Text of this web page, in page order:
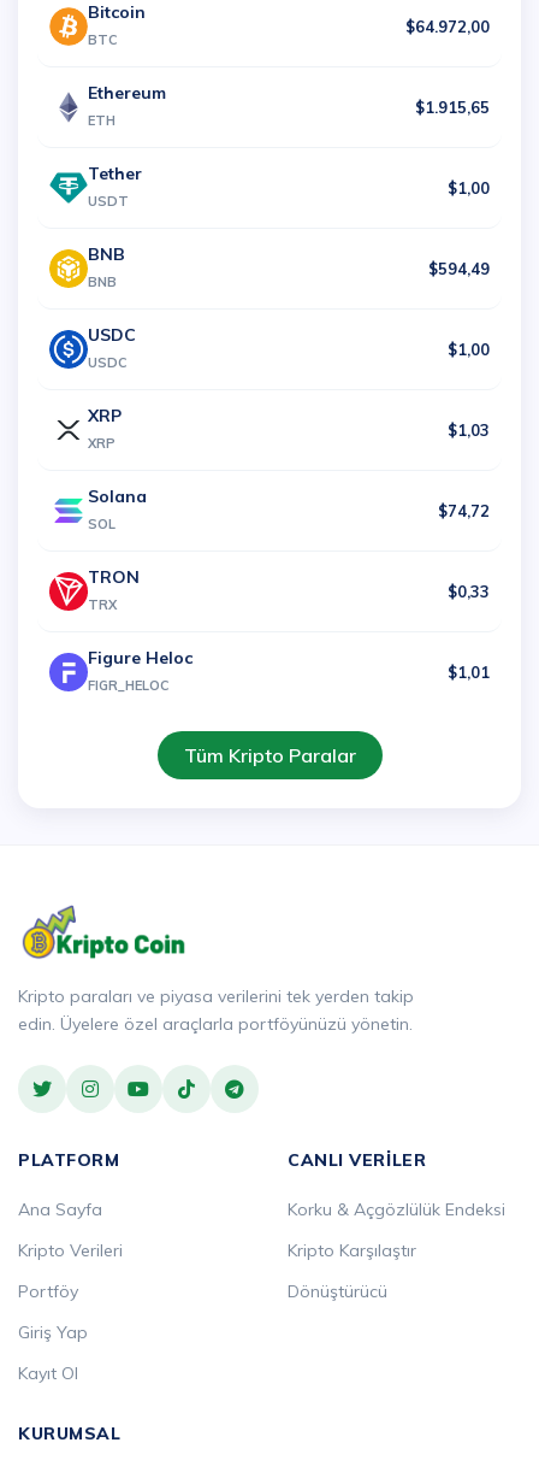
Bitcoin
BTC
$64.972,00
Ethereum
ETH
$1.915,65
Tether
USDT
$1,00
BNB
BNB
$594,49
USDC
USDC
$1,00
XRP
XRP
$1,03
Solana
SOL
$74,72
TRON
TRX
$0,33
Figure Heloc
FIGR_HELOC
$1,01
Tüm Kripto Paralar
Kripto paraları ve piyasa verilerini tek yerden takip
edin. Üyelere özel araçlarla portföyünüzü yönetin.
PLATFORM
Ana Sayfa
Kripto Verileri
Portföy
Giriş Yap
Kayıt Ol
CANLI VERILER
Korku & Açgözlülük Endeksi
Kripto Karşılaştır
Dönüştürücü
KURUMSAL